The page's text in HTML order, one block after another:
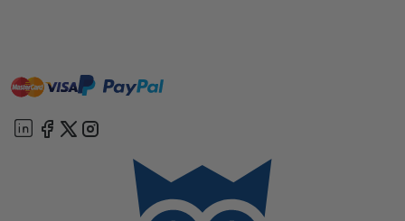
mastervisa paypal